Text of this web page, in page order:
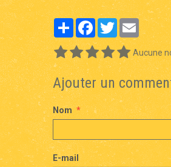
PartagerFacebookTwitterEmail
Aucune
Ajouter un
Nom
E-mail